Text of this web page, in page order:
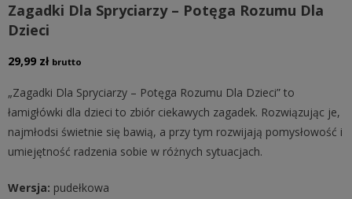
Zagadki Dla Spryciarzy – Potęga Rozumu Dla
Dzieci
29,99 zł brutto
„Zagadki Dla Spryciarzy – Potęga Rozumu Dla Dzieci” to
łamigłówki dla dzieci to zbiór ciekawych zagadek. Rozwiązując je,
najmłodsi świetnie się bawią, a przy tym rozwijają pomysłowość i
umiejętność radzenia sobie w różnych sytuacjach.
Wersja: pudełkowa